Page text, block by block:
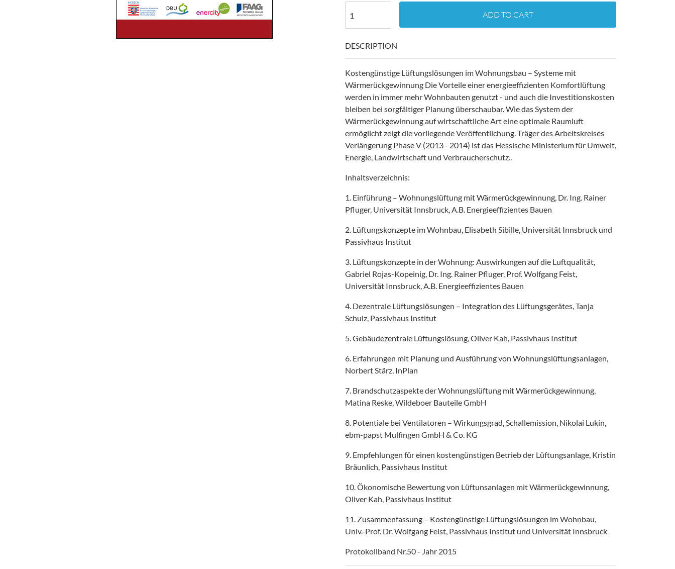
ADD TO CART
DESCRIPTION
Kostengünstige Lüftungslösungen im Wohnungsbau – Systeme mit
Wärmerückgewinnung Die Vorteile einer energieeffizienten Komfortlüftung
werden in immer mehr Wohnbauten genutzt - und auch die Investitionskosten
bleiben bei sorgfältiger Planung überschaubar. Wie das System der
Wärmerückgewinnung auf wirtschaftliche Art eine optimale Raumluft
ermöglicht zeigt die vorliegende Veröffentlichung. Träger des Arbeitskreises
Verlängerung Phase V (2013 - 2014) ist das Hessische Ministerium für Umwelt,
Energie, Landwirtschaft und Verbraucherschutz..
Inhaltsverzeichnis:
1. Einführung – Wohnungslüftung mit Wärmerückgewinnung, Dr. Ing. Rainer
Pfluger, Universität Innsbruck, A.B. Energieeffizientes Bauen
2. Lüftungskonzepte im Wohnbau, Elisabeth Sibille, Universität Innsbruck und
Passivhaus Institut
3. Lüftungskonzepte in der Wohnung: Auswirkungen auf die Luftqualität,
Gabriel Rojas-Kopeinig, Dr. Ing. Rainer Pfluger, Prof. Wolfgang Feist,
Universität Innsbruck, A.B. Energieeffizientes Bauen
4. Dezentrale Lüftungslösungen – Integration des Lüftungsgerätes, Tanja
Schulz, Passivhaus Institut
5. Gebäudezentrale Lüftungslösung, Oliver Kah, Passivhaus Institut
6. Erfahrungen mit Planung und Ausführung von Wohnungslüftungsanlagen,
Norbert Stärz, InPlan
7. Brandschutzaspekte der Wohnungslüftung mit Wärmerückgewinnung,
Matina Reske, Wildeboer Bauteile GmbH
8. Potentiale bei Ventilatoren – Wirkungsgrad, Schallemission, Nikolai Lukin,
ebm-papst Mulfingen GmbH & Co. KG
9. Empfehlungen für einen kostengünstigen Betrieb der Lüftungsanlage, Kristin
Bräunlich, Passivhaus Institut
10. Ökonomische Bewertung von Lüftunsanlagen mit Wärmerückgewinnung,
Oliver Kah, Passivhaus Institut
11. Zusammenfassung – Kostengünstige Lüftungslösungen im Wohnbau,
Univ.-Prof. Dr. Wolfgang Feist, Passivhaus Institut und Universität Innsbruck
Protokollband Nr.50 - Jahr 2015